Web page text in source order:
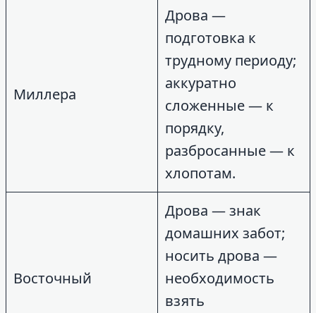
Миллера
Дрова —
подготовка к
трудному периоду;
аккуратно
сложенные — к
порядку,
разбросанные — к
хлопотам.
Восточный
Дрова — знак
домашних забот;
носить дрова —
необходимость
взять